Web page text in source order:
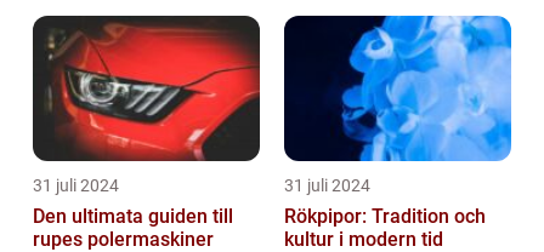
31 juli 2024
Den ultimata guiden till
rupes polermaskiner
31 juli 2024
Rökpipor: Tradition och
kultur i modern tid